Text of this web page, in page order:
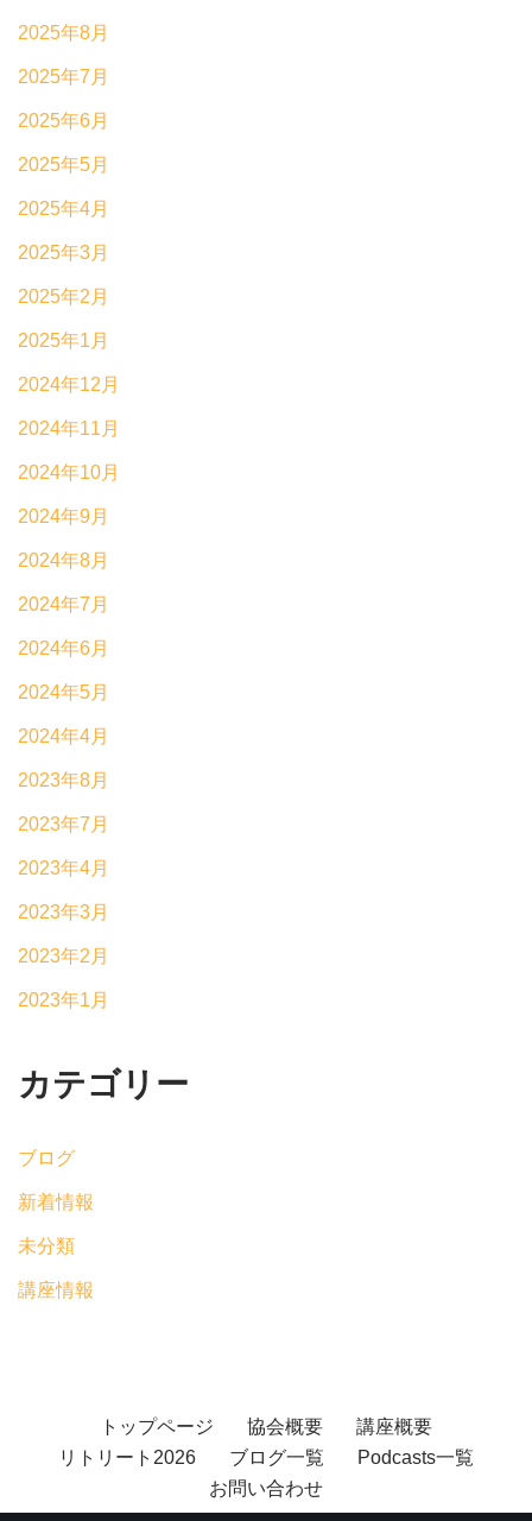
2025年8月
2025年7月
2025年6月
2025年5月
2025年4月
2025年3月
2025年2月
2025年1月
2024年12月
2024年11月
2024年10月
2024年9月
2024年8月
2024年7月
2024年6月
2024年5月
2024年4月
2023年8月
2023年7月
2023年4月
2023年3月
2023年2月
2023年1月
カテゴリー
ブログ
新着情報
未分類
講座情報
トップページ 協会概要
講座概要
リトリート2026
ブログ一覧
Podcasts一覧
お問い合わせ